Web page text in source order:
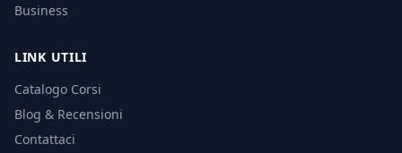
Business
LINK UTILI
Catalogo Corsi
Blog & Recensioni
Contattaci